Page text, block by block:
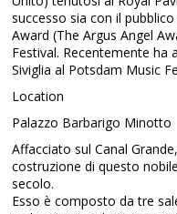
successo sia con il
Award (The Argus Angel
Festival. Recentemente ha
Siviglia al Potsdam Music
Location
Palazzo Barbarigo Minotto
Affacciato sul Canal
costruzione di questo
secolo.
Esso è composto da tre